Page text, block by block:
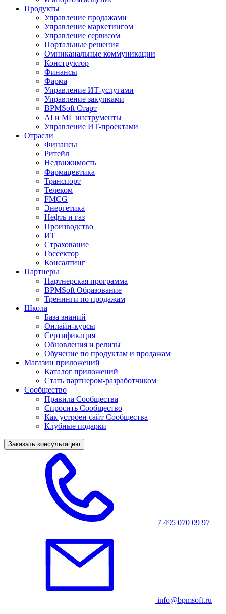
Продукты
Управление продажами
Управление маркетингом
Управление сервисом
Портальные решения
Омниканальные коммуникации
Конструктор
Финансы
Фарма
Управление ИТ-услугами
Управление закупками
BPMSoft Старт
AI и ML инструменты
Управление ИТ-проектами
Отрасли
Финансы
Ритейл
Недвижимость
Фармацевтика
Транспорт
Телеком
FMCG
Энергетика
Нефть и газ
Производство
ИТ
Страхование
Госсектор
Консалтинг
Партнеры
Партнерская программа
BPMSoft Образование
Тренинги по продажам
Школа
База знаний
Онлайн-курсы
Сертификация
Обновления и релизы
Обучение по продуктам и продажам
Магазин приложений
Каталог приложений
Стать партнером-разработчиком
Сообщество
Правила Сообщества
Спросить Сообщество
Как устроен сайт Сообщества
Клубные подарки
Заказать консультацию
7 495 070 09 97
info@bpmsoft.ru